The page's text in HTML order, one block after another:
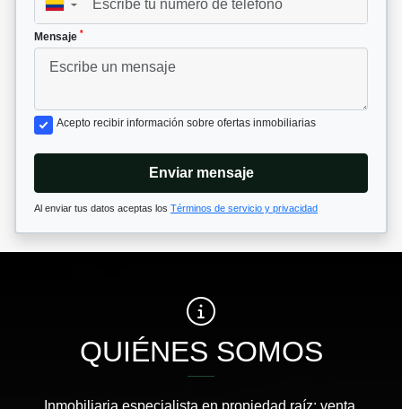
▼
Mensaje *
Acepto recibir información sobre ofertas inmobiliarias
Enviar mensaje
Al enviar tus datos aceptas los Términos de servicio y privacidad
QUIÉNES SOMOS
Inmobiliaria especialista en propiedad raíz: venta,